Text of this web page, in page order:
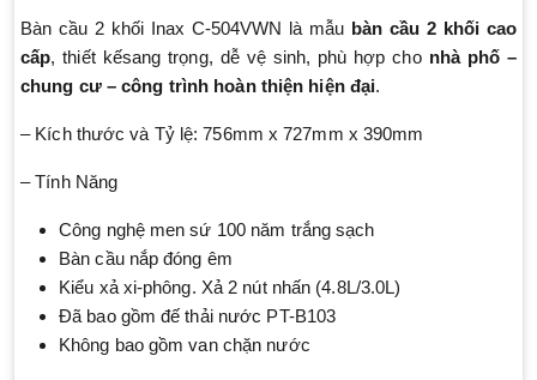
Bàn cầu 2 khối Inax C-504VWN là mẫu bàn cầu 2 khối cao
cấp, thiết kếsang trọng, dễ vệ sinh, phù hợp cho nhà phố –
chung cư – công trình hoàn thiện hiện đại.
– Kích thước và Tỷ lệ: 756mm x 727mm x 390mm
– Tính Năng
Công nghệ men sứ 100 năm trắng sạch
Bàn cầu nắp đóng êm
Kiểu xả xi-phông. Xả 2 nút nhấn (4.8L/3.0L)
Đã bao gồm đế thải nước PT-B103
Không bao gồm van chặn nước